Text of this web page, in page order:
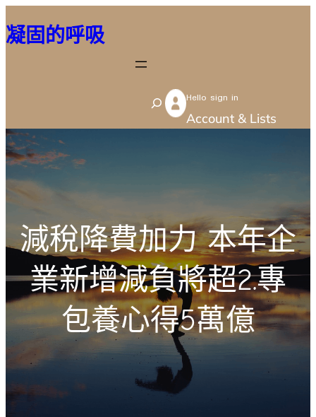
至
容
凝固的呼吸
S
e
Hello sign in
Account & Lists
減稅降費加力 本年企
業新增減負將超2.專
包養心得5萬億